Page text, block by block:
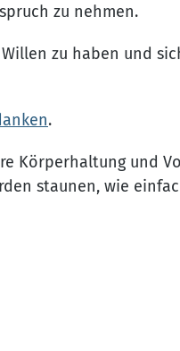
zu nehmen.
zu haben und
.
Körperhaltung und
staunen, wie